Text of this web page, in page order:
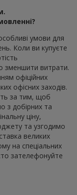
умови для
Коли ви купуєте
зменшити витрати.
офіційних
офісних заходів.
за тим, щоб
з добірних та
ціну,
та узгодимо
великих
на спеціальних
зателефонуйте